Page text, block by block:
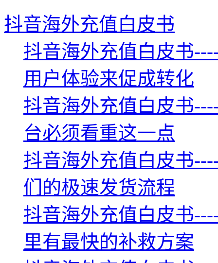
抖音海外充值白皮书
抖音海外充值白皮书
用户体验来促成转化
抖音海外充值白皮书
台必须看重这一点
抖音海外充值白皮书
们的极速发货流程
抖音海外充值白皮书
里有最快的补救方案